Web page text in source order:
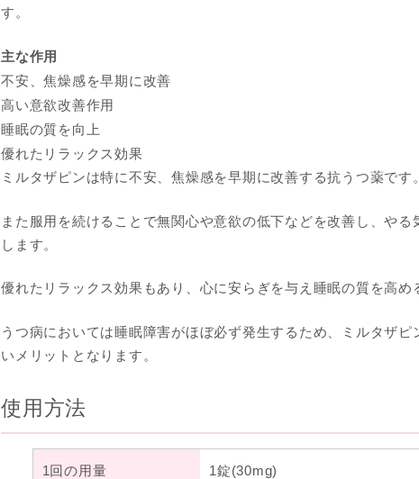
す。
主な作用
不安、焦燥感を早期に改善
高い意欲改善作用
睡眠の質を向上
優れたリラックス効果
ミルタザピンは特に不安、焦燥感を早期に改善する抗うつ薬です。
また服用を続けることで無関心や意欲の低下などを改善し、や
します。
優れたリラックス効果もあり、心に安らぎを与え睡眠の質を高め
うつ病においては睡眠障害がほぼ必ず発生するため、ミルタザ
いメリットとなります。
使用方法
1回の用量 1錠(30mg)